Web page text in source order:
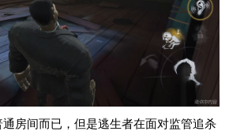
房间而已，但是逃生者在面对监管追杀